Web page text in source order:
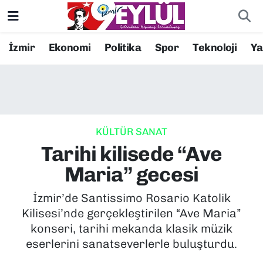
İzmir Ekonomi Politika Spor Teknoloji
KÜLTÜR SANAT
Tarihi kilisede “Ave
Maria” gecesi
İzmir’de Santissimo Rosario Katolik
Kilisesi’nde gerçekleştirilen “Ave Maria”
konseri, tarihi mekanda klasik müzik
eserlerini sanatseverlerle buluşturdu.
Resmi İlanlar
EKONOMİ
KÜLTÜR SANAT
MAGAZİN
Konak Nöbetçi Eczaneler
Süper Lig Puan Durumu ve Fikstür
Tüm Manşetler
Son Dakika Haberleri
Haber Arşivi